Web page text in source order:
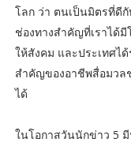
โลก ว่า ตนเป็นมิตรที่ดี
ช่องทางสำคัญที่เราได้มี
ให้สังคม และประเทศไ
สำคัญของอาชีพสื่อมวล
ได้
ในโอกาสวันนักข่าว 5